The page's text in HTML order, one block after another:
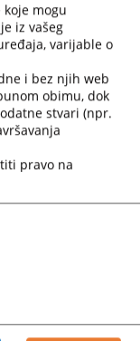
mogu
iz vašeg
varijable o
i bez njih web
obimu, dok
stvari (npr.
pravo na